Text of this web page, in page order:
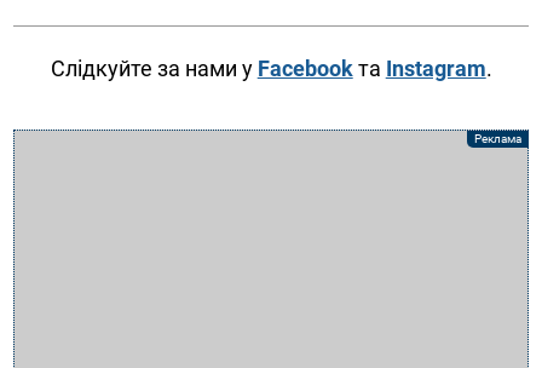
Слідкуйте за нами у Facebookта Instagram.